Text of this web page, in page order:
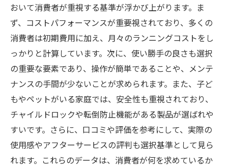
おいて消費者が重視する基準が浮かび上がります。ま
ず、コストパフォーマンスが重要視されており、多くの
消費者は初期費用に加え、月々のランニングコストをし
っかりと計算しています。次に、使い勝手の良さも選択
の重要な要素であり、操作が簡単であることや、メンテ
ナンスの手間が少ないことが求められます。また、子ど
もやペットがいる家庭では、安全性も重視されており、
チャイルドロックや転倒防止機能がある製品が選ばれや
すいです。さらに、口コミや評価を参考にして、実際の
使用感やアフターサービスの評判も選択基準として見ら
れます。これらのデータは、消費者が何を求めているか